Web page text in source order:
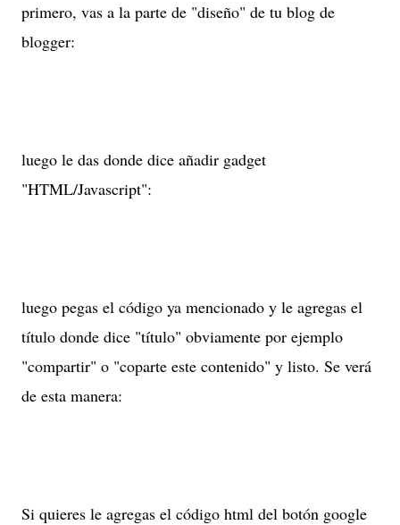
primero, vas a la parte de "diseño" de tu blog de
blogger:
luego le das donde dice añadir gadget
"HTML/Javascript":
luego pegas el código ya mencionado y le agregas el
título donde dice "título" obviamente por ejemplo
"compartir" o "coparte este contenido" y listo. Se verá
de esta manera:
Si quieres le agregas el código html del botón google